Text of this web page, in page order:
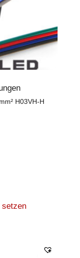
H03VH-H
setzen